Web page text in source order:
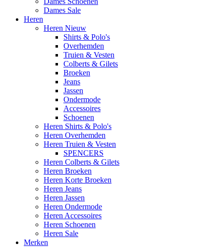
Dames Sale
Heren
Heren Nieuw
Shirts & Polo's
Overhemden
Truien & Vesten
Colberts & Gilets
Broeken
Jeans
Jassen
Ondermode
Accessoires
Schoenen
Heren Shirts & Polo's
Heren Overhemden
Heren Truien & Vesten
SPENCERS
Heren Colberts & Gilets
Heren Broeken
Heren Korte Broeken
Heren Jeans
Heren Jassen
Heren Ondermode
Heren Accessoires
Heren Schoenen
Heren Sale
Merken